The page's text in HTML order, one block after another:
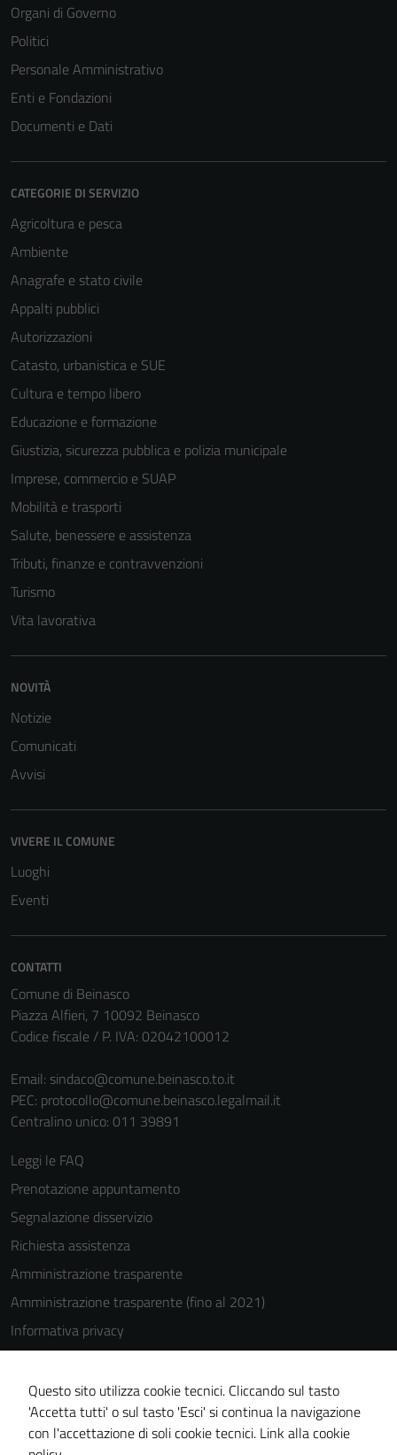
Organi di Governo
Politici
Personale Amministrativo
Enti e Fondazioni
Documenti e Dati
CATEGORIE DI SERVIZIO
Agricoltura e pesca
Ambiente
Anagrafe e stato civile
Appalti pubblici
Autorizzazioni
Catasto, urbanistica e SUE
Cultura e tempo libero
Educazione e formazione
Giustizia, sicurezza pubblica e polizia municipale
Imprese, commercio e SUAP
Mobilità e trasporti
Salute, benessere e assistenza
Tributi, finanze e contravvenzioni
Turismo
Vita lavorativa
NOVITÀ
Notizie
Comunicati
Avvisi
VIVERE IL COMUNE
Luoghi
Eventi
CONTATTI
Comune di Beinasco
Piazza Alfieri, 7 10092 Beinasco
Codice fiscale / P. IVA: 02042100012
Email: sindaco@comune.beinasco.to.it
PEC: protocollo@comune.beinasco.legalmail.it
Centralino unico: 011 39891
Leggi le FAQ
Prenotazione appuntamento
Segnalazione disservizio
Richiesta assistenza
Amministrazione trasparente
Amministrazione trasparente (fino al 2021)
Informativa privacy
Cookie Policy
Note legali
Dichiarazione di accessibilità
Piano di miglioramento del sito
Questo sito utilizza cookie tecnici. Cliccando sul tasto
'Accetta tutti' o sul tasto 'Esci' si continua la navigazione
con l'accettazione di soli cookie tecnici. Link alla cookie
informazioni